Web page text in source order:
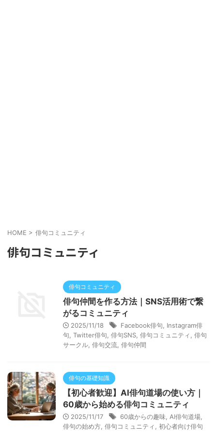
HOME > 俳句コミュニティ
俳句コミュニティ
俳句コミュニティ
俳句仲間を作る方法｜SNS活用術で繋
がるコミュニティ
2025/11/18 Facebook俳句
Instagram俳
句 Twitter俳句 俳句SNS 俳句コミュニティ
俳句
サークル 俳句交流 俳句仲間
俳句の基礎知識
【初心者歓迎】AI俳句道場の使い方｜
60歳から始める俳句コミュニティ
2025/11/17 60歳からの趣味 AI俳句道場
俳句の始め方 俳句コミュニティ 初心者向け俳句